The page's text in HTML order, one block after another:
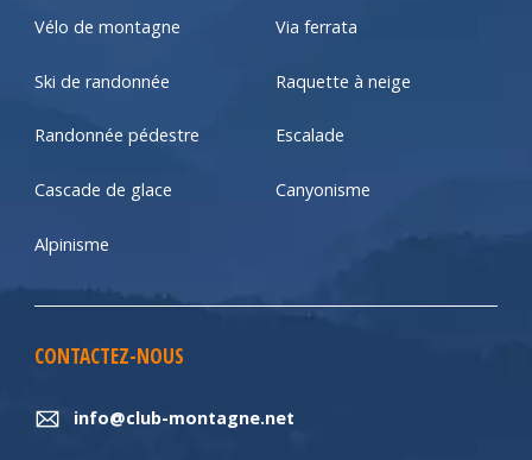
Vélo de montagne Via ferrata
Ski de randonnée Raquette à neige
Randonnée pédestre Escalade
Cascade de glace Canyonisme
Alpinisme
CONTACTEZ-NOUS
info@club-montagne.net